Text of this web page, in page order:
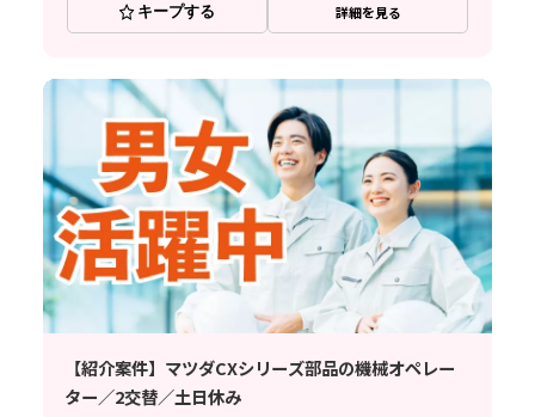
キープする 詳細を見る
【紹介案件】マツダCXシリーズ部品の機械オペレー
ター／2交替／土日休み